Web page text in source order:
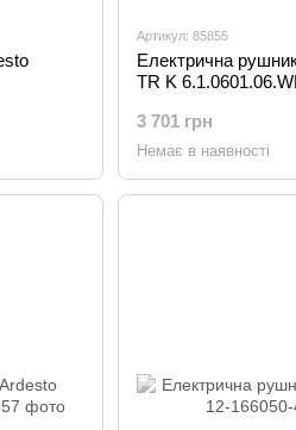
Артикул: 85855
Електрична
TR K
3 701 грн
Немає в наявності